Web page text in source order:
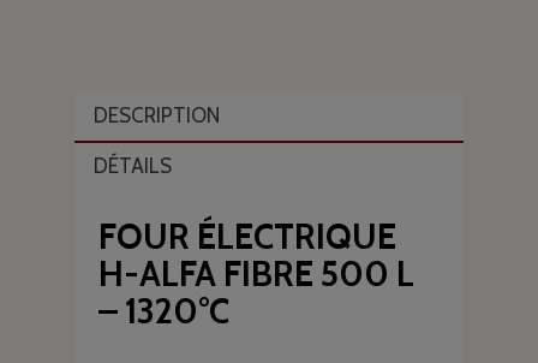
DESCRIPTION
DÉTAILS
FOUR ÉLECTRIQUE
H-ALFA FIBRE 500 L
– 1320°C